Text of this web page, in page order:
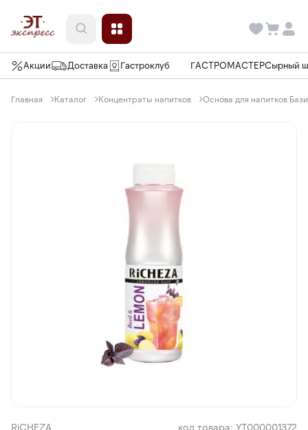
Акции Доставка Гастроклуб ГАСТРОМАСТЕРСырный
Главная Каталог Концентраты напитков Основа для напитков
RiCHEZA код товара: УТ000001372